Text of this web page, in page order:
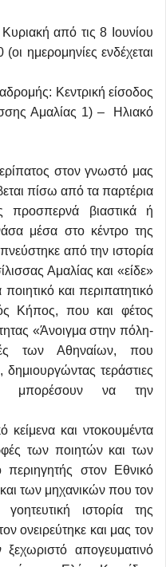
από τις 8 Ιουνίου
ημερομηνίες ενδέχεται
Κεντρική είσοδος
Αμαλίας 1) – Ηλιακό
στον γνωστό μας
πίσω από τα παρτέρια
προσπερνά βιαστικά ή
μέσα στο κέντρο της
από την ιστορία
Αμαλίας και «είδε»
και περιπατητικό
Κήπος, που και φέτος
«Άνοιγμα στην πόλη-
των Αθηναίων, που
τεράστιες
μπορέσουν να την
κείμενα και ντοκουμέντα
των ποιητών και των
στον Εθνικό
των μηχανικών που τον
ιστορία της
ονειρεύτηκε και μας τον
απογευματινό